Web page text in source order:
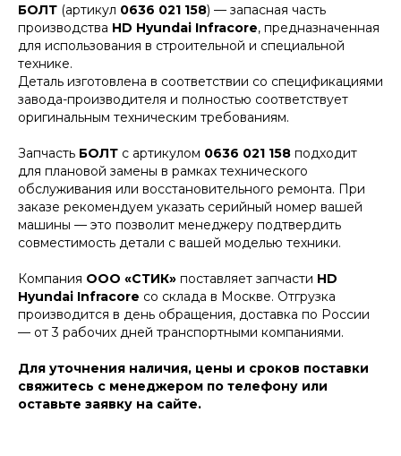
БОЛТ (артикул 0636 021 158) — запасная часть
производства HD Hyundai Infracore, предназначенная
для использования в строительной и специальной
технике.
Деталь изготовлена в соответствии со спецификациями
завода-производителя и полностью соответствует
оригинальным техническим требованиям.
Запчасть БОЛТ с артикулом 0636 021 158 подходит
для плановой замены в рамках технического
обслуживания или восстановительного ремонта. При
заказе рекомендуем указать серийный номер вашей
машины — это позволит менеджеру подтвердить
совместимость детали с вашей моделью техники.
Компания ООО «СТИК» поставляет запчасти HD
Hyundai Infracore со склада в Москве. Отгрузка
производится в день обращения, доставка по России
— от 3 рабочих дней транспортными компаниями.
Для уточнения наличия, цены и сроков поставки
свяжитесь с менеджером по телефону или
оставьте заявку на сайте.